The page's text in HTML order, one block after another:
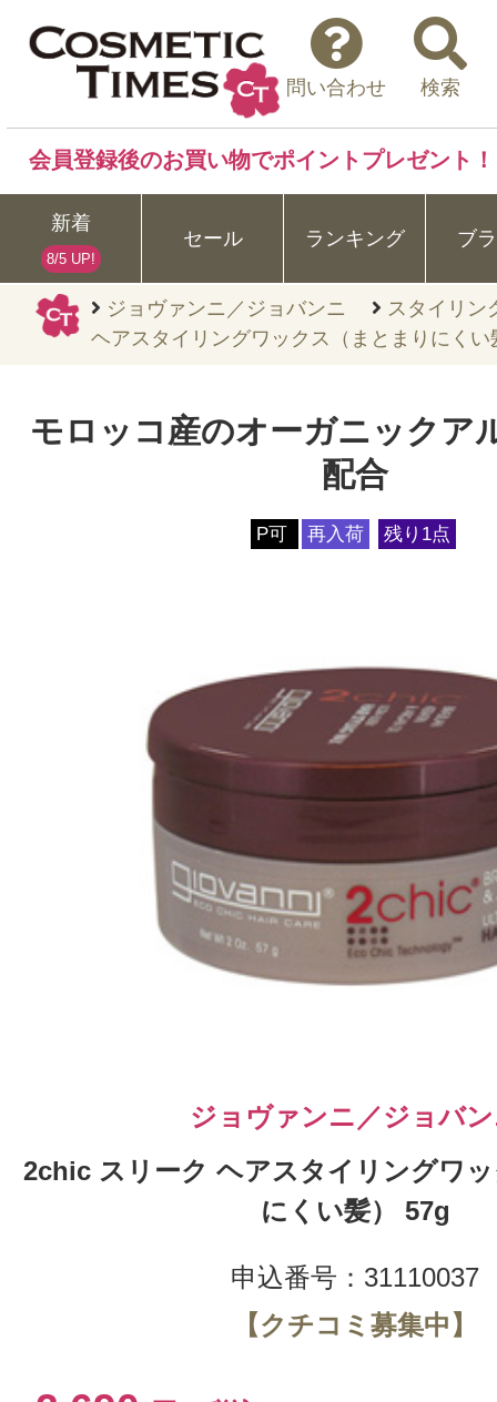
ジョヴァンニ／ジョバンニ
スタイリン
ヘアスタイリングワックス（まとまりにくい
問い合わせ 検索
会員登録後のお買い物でポイントプレゼント！
新着
8/5 UP!
セール ランキング ブ
モロッコ産のオーガニックア
配合
P可 再入荷 残り1点
ジョヴァンニ／ジョバ
2chic スリーク ヘアスタイリングワ
にくい髪） 57g
申込番号：31110037
【クチコミ募集中】